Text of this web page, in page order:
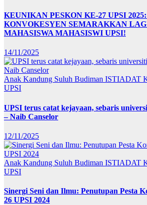
KEUNIKAN PESKON KE-27 UPSI
KONVOKESYEN SEMARAKKAN
MAHASISWA MAHASISWI UPSI!
14/11/2025
Anak Kandung Suluh Budiman ISTIADAT
UPSI
UPSI terus catat kejayaan, sebaris
– Naib Canselor
12/11/2025
Anak Kandung Suluh Budiman ISTIADAT
UPSI
Sinergi Seni dan Ilmu: Penutupan Pesta
26 UPSI 2024